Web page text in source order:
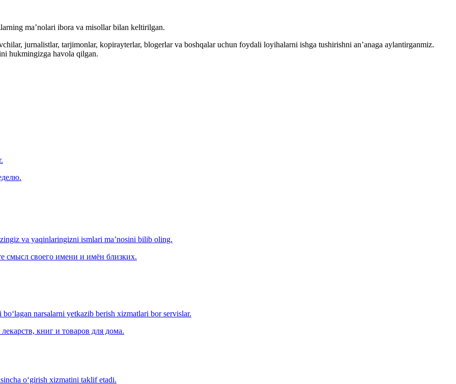
ma’nolari ibora va misollar bilan keltirilgan.
jurnalistlar, tarjimonlar, kopirayterlar, blogerlar va boshqalar uchun foydali loyihalarni ishga tushirishni an’anaga aylantirganmiz.
hukmingizga havola qilgan.
va yaqinlaringizni ismlari ma’nosini bilib oling.
смысл своего имени и имён близких.
narsalarni yetkazib berish xizmatlari bor servislar.
книг и товаров для дома.
o‘girish xizmatini taklif etadi.